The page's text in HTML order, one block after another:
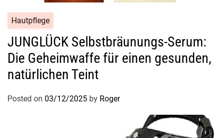
Hautpflege
JUNGLÜCK Selbstbräunungs-Serum:
Die Geheimwaffe für einen gesunden,
natürlichen Teint
Posted on 03/12/2025 by Roger